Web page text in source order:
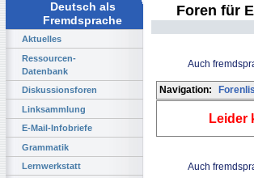
Deutsch als
Fremdsprache
Aktuelles
Ressourcen-
Datenbank
Diskussionsforen
Linksammlung
E-Mail-Infobriefe
Grammatik
Lernwerkstatt
Foren für
Auch
Navigation:
Leider
Auch